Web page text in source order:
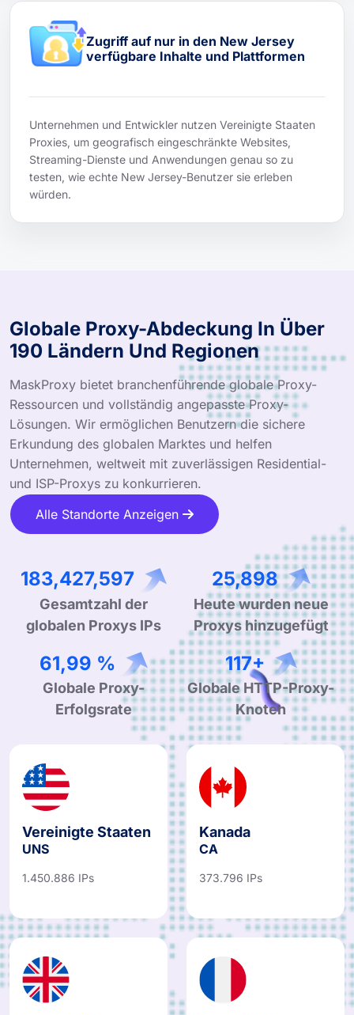
Zugriff auf nur in den New Jersey
verfügbare Inhalte und Plattformen
Unternehmen und Entwickler nutzen Vereinigte Staaten
Proxies, um geografisch eingeschränkte Websites,
Streaming-Dienste und Anwendungen genau so zu
testen, wie echte New Jersey-Benutzer sie erleben
würden.
Globale Proxy-Abdeckung In Über
190 Ländern Und Regionen
MaskProxy bietet branchenführende globale Proxy-
Ressourcen und vollständig angepasste Proxy-
Lösungen. Wir ermöglichen Benutzern die sichere
Erkundung des globalen Marktes und helfen
Unternehmen, weltweit mit zuverlässigen Residential-
und ISP-Proxys zu konkurrieren.
Alle Standorte Anzeigen
295,578,541
Gesamtzahl der
globalen Proxys IPs
41,734
Heute wurden neue
Proxys hinzugefügt
99,90 %
Globale Proxy-
Erfolgsrate
190+
Globale HTTP-Proxy-
Knoten
Vereinigte Staaten
UNS
1.450.886 IPs
Kanada
CA
373.796 IPs